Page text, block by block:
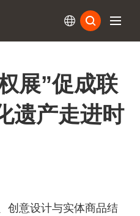
展”促成联
遗产走进时
创意设计与实体商品结